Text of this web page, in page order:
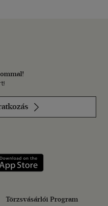
Szerezd meg: Google
Törzsvásárlói Program